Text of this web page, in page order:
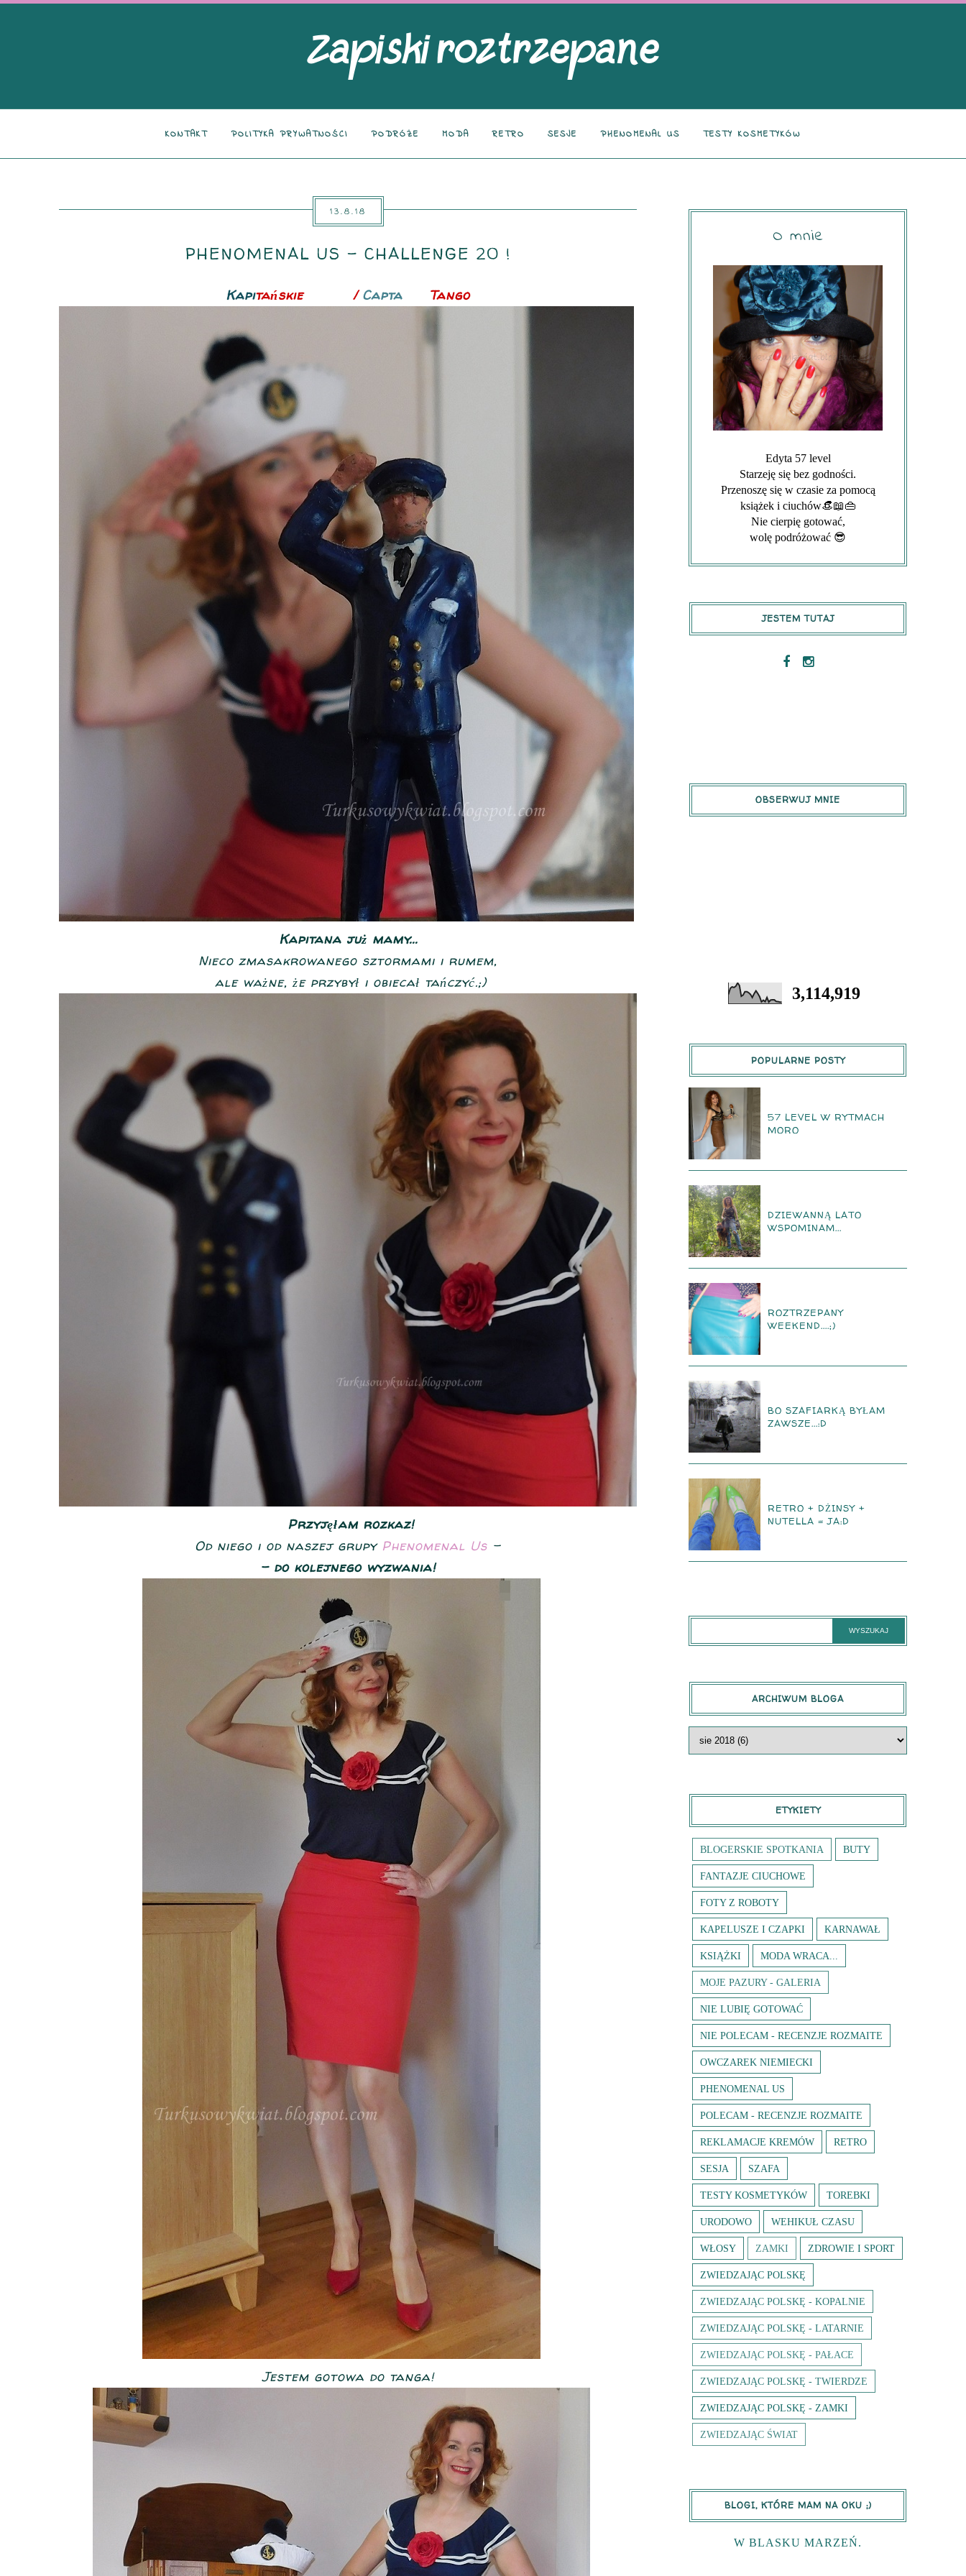
KONTAKT POLITYKA PRYWATNOŚCI PODRÓŻE MODA RETRO SESJE PHENOMENAL US TESTY KOSMETYKÓW
13.8.18
PHENOMENAL US - CHALLENGE 20 !
Kapitańskie / Capta Tango
Kapitana już mamy...
Nieco zmasakrowanego sztormami i rumem,
ale ważne, że przybył i obiecał tańczyć.;)
Przyjęłam rozkaz!
Od niego i od naszej grupy Phenomenal Us -
- do kolejnego wyzwania!
Jestem gotowa do tanga!
O mnie
Edyta 57 level
Starzeję się bez godności.
Przenoszę się w czasie za pomocą
książek i ciuchów👒📖👜
Nie cierpię gotować,
wolę podróżować 😎
JESTEM TUTAJ
OBSERWUJ MNIE
3,114,919
POPULARNE POSTY
57 LEVEL W RYTMACH
MORO
DZIEWANNĄ LATO
WSPOMINAM...
ROZTRZEPANY
WEEKEND....;)
BO SZAFIARKĄ BYŁAM
ZAWSZE...:D
RETRO + DŻINSY +
NUTELLA = JA:D
ARCHIWUM BLOGA
ETYKIETY
BLOGERSKIE SPOTKANIA BUTY
FANTAZJE CIUCHOWE
FOTY Z ROBOTY
KAPELUSZE I CZAPKI KARNAWAŁ
KSIĄŻKI MODA WRACA...
MOJE PAZURY - GALERIA
NIE LUBIĘ GOTOWAĆ
NIE POLECAM - RECENZJE ROZMAITE
OWCZAREK NIEMIECKI
PHENOMENAL US
POLECAM - RECENZJE ROZMAITE
REKLAMACJE KREMÓW RETRO
SESJA SZAFA
TESTY KOSMETYKÓW TOREBKI
URODOWO WEHIKUŁ CZASU
WŁOSY ZAMKI ZDROWIE I SPORT
ZWIEDZAJĄC POLSKĘ
ZWIEDZAJĄC POLSKĘ - KOPALNIE
ZWIEDZAJĄC POLSKĘ - LATARNIE
ZWIEDZAJĄC POLSKĘ - PAŁACE
ZWIEDZAJĄC POLSKĘ - TWIERDZE
ZWIEDZAJĄC POLSKĘ - ZAMKI
ZWIEDZAJĄC ŚWIAT
BLOGI, KTÓRE MAM NA OKU ;)
W BLASKU MARZEŃ.